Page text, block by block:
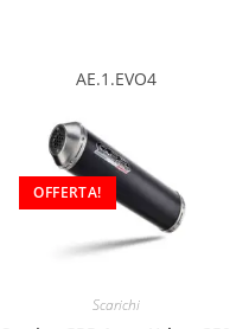
AE.1.EVO4
OFFERTA!
Scarichi